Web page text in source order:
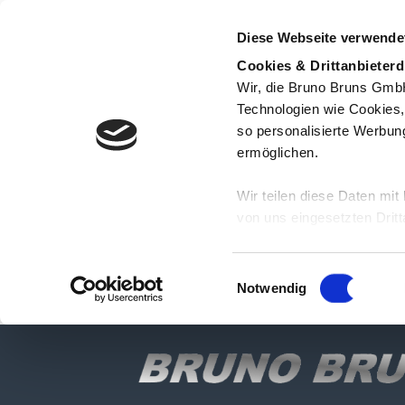
Diese Webseite
Cookies &
Wir, die Bruno Bruns
Technologien wie
so personalisierte
ermöglichen.
Wir teilen diese Daten mit
von uns eingesetzten
„Erweiterte
verwendeten Endgerät
haben das Recht, nicht
Einwilligungsauswahl
Notwendig